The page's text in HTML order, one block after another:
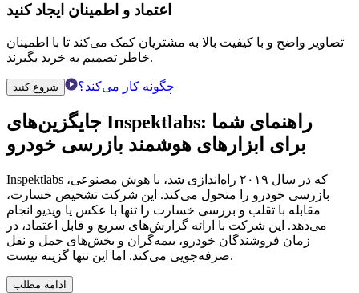
اعتماد و اطمینان ایجاد کنید
تصاویر واضح و با کیفیت بالا به مشتریان کمک می‌کند تا با اطمینان
خاطر تصمیم به خرید بگیرند.
شروع کنید چگونه کار می‌کند؟
جایگزین‌های Inspektlabs:
برای ابزارهای هوشمند بازرسی خودرو
Inspektlabs که در سال ۲۰۱۹ راه‌اندازی شد، با هوش مصنوعی،
بازرسی خودرو را متحول می‌کند. این شرکت تشخیص خسارت،
مقابله با تقلب و بررسی خسارت را تنها با عکس یا ویدیو انجام
می‌دهد. این شرکت با ارائه گزارش‌های سریع و قابل اعتماد، در
زمان فروشندگان خودرو، بیمه‌گران و بخش‌های حمل و نقل
صرفه‌جویی می‌کند. اما این تنها گزینه نیست.
ادامه مطلب